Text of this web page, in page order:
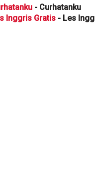
- Curhatanku
Inggris Gratis - Les